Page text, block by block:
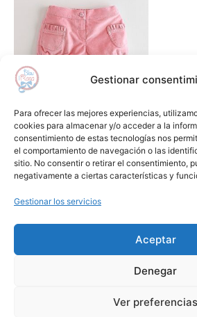
Gestionar
Para ofrecer las mejores experiencias,
cookies para almacenar y/o acceder a la
consentimiento de estas tecnologías nos
el comportamiento de navegación o las
sitio. No consentir o retirar el consentimiento,
negativamente a ciertas características y
Gestionar los servicios
Aceptar
Denegar
Ver preferencias
Bebé
Short bebé niña coral
Leer más
Añadir a lista de deseos
Política de Privacidad
Copyright © 2024 Blauirosa.es |